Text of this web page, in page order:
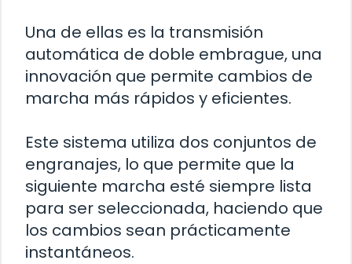
Una de ellas es la transmisión
automática de doble embrague, una
innovación que permite cambios de
marcha más rápidos y eficientes.
Este sistema utiliza dos conjuntos de
engranajes, lo que permite que la
siguiente marcha esté siempre lista
para ser seleccionada, haciendo que
los cambios sean prácticamente
instantáneos.